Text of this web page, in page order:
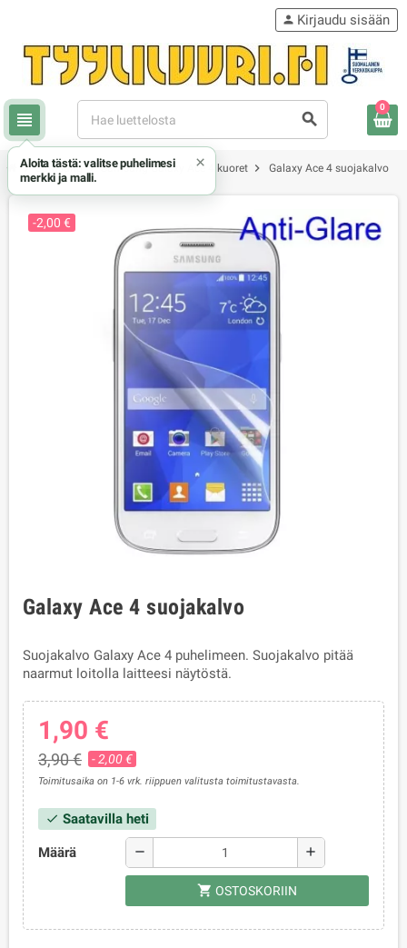
view_headline search
person Kirjaudu sisään
0
chevron_rightSamsung chevron_rightSamsung Galaxy Ace 4 kuoret chevron_right Galaxy Ace 4 suojakalvo
-2,00 €
Galaxy Ace 4 suojakalvo
Suojakalvo Galaxy Ace 4 puhelimeen. Suojakalvo pitää
naarmut loitolla laitteesi näytöstä.
1,90 €
3,90 € - 2,00 €
Toimitusaika on 1-6 vrk. riippuen valitusta toimitustavasta.
check Saatavilla heti
Määrä remove add
shopping_cart OSTOSKORIIN
Aloita tästä: valitse puhelimesi
merkki ja malli.
×